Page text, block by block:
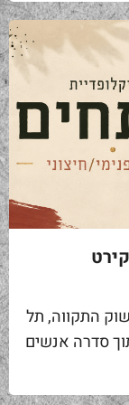
הנתחים · פרק 2 סקירט
התקווה, תל
הנתחים · פרק 2 מתוך סדרה אנשים
ראשונה...